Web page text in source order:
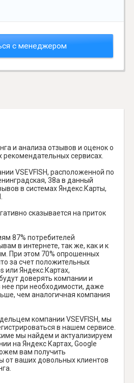
с менеджером
и анализа отзывов и оценок о
рекомендательных сервисах.
VSEVFISH, расположенной по
38а в данный
в системах Яндекс.Карты,
сказывается на приток
87% потребителей
в интернете, так же, как и к
При этом 70% опрошенных
за счет положительных
или Яндекс.Картах,
доверять компании и
нее при необходимости, даже
чем аналогичная компания
компании VSEVFISH, мы
в нашем сервисе.
мы найдем и актуализируем
на Яндекс Картах, Google
вам получить
от ваших довольных клиентов